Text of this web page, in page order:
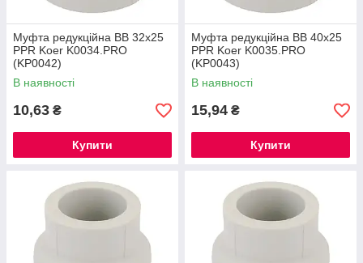
Муфта редукційна ВВ 32x25
PPR Koer K0034.PRO
(KP0042)
В наявності
10,63 ₴
Купити
Муфта редукційна ВВ 40x25
PPR Koer K0035.PRO
(KP0043)
В наявності
15,94 ₴
Купити